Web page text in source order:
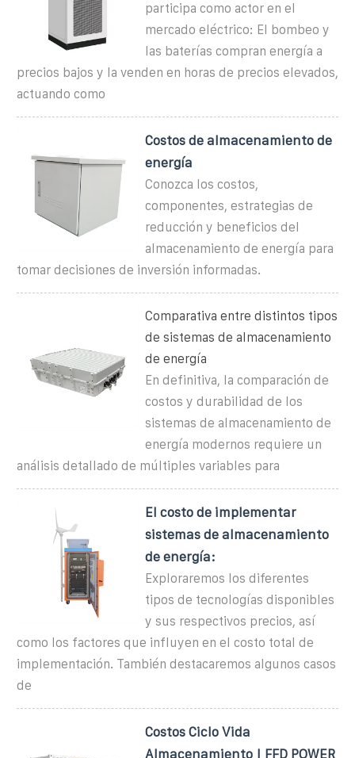
participa como actor en el
mercado eléctrico: El bombeo y
las baterías compran energía a
precios bajos y la venden en horas de precios elevados,
actuando como
Costos de almacenamiento de
energía
Conozca los costos,
componentes, estrategias de
reducción y beneficios del
almacenamiento de energía para
tomar decisiones de inversión informadas.
Comparativa entre distintos tipos
de sistemas de almacenamiento
de energía
En definitiva, la comparación de
costos y durabilidad de los
sistemas de almacenamiento de
energía modernos requiere un
análisis detallado de múltiples variables para
El costo de implementar
sistemas de almacenamiento
de energía:
Exploraremos los diferentes
tipos de tecnologías disponibles
y sus respectivos precios, así
como los factores que influyen en el costo total de
implementación. También destacaremos algunos casos
de
Costos Ciclo Vida
Almacenamiento | FFD POWER